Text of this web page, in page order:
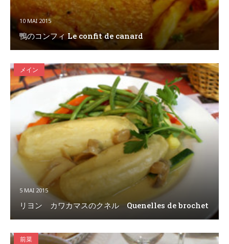
10 MAI 2015
鴨のコンフィ Le confit de canard
メイン
5 MAI 2015
リヨン カワカマスのクネル Quenelles de brochet
前菜